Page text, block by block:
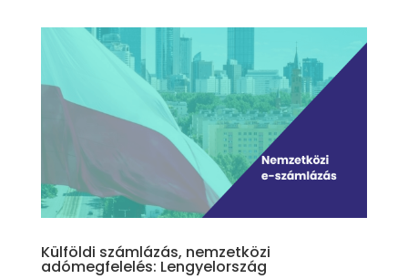
Külföldi számlázás, nemzetközi
adómegfelelés: Lengyelország